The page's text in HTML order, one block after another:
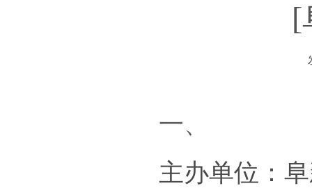
[
一、
主办单位：